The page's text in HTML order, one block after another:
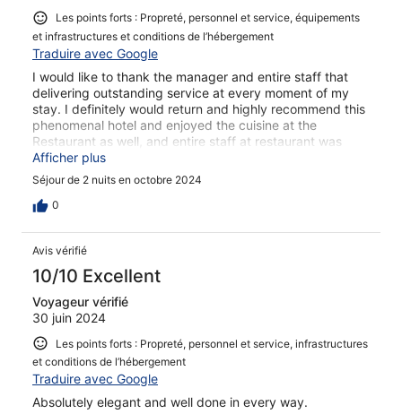
Les points forts : Propreté, personnel et service, équipements
et infrastructures et conditions de l’hébergement
Traduire avec Google
I would like to thank the manager and entire staff that
delivering outstanding service at every moment of my
stay. I definitely would return and highly recommend this
phenomenal hotel and enjoyed the cuisine at the
Restaurant as well, and entire staff at restaurant was
exquisite. Thank you Grotta Palezesse and shall
definitely visit again Miss Joycie
Afficher plus
Séjour de 2 nuits en octobre 2024
0
Avis vérifié
10/10 Excellent
Voyageur vérifié
30 juin 2024
Les points forts : Propreté, personnel et service, infrastructures
et conditions de l’hébergement
Traduire avec Google
Absolutely elegant and well done in every way.